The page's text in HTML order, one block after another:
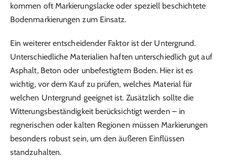
kommen oft Markierungslacke oder speziell beschichtete
Bodenmarkierungen zum Einsatz.
Ein weiterer entscheidender Faktor ist der Untergrund.
Unterschiedliche Materialien haften unterschiedlich gut auf
Asphalt, Beton oder unbefestigtem Boden. Hier ist es
wichtig, vor dem Kauf zu prüfen, welches Material für
welchen Untergrund geeignet ist. Zusätzlich sollte die
Witterungsbeständigkeit berücksichtigt werden – in
regnerischen oder kalten Regionen müssen Markierungen
besonders robust sein, um den äußeren Einflüssen
standzuhalten.